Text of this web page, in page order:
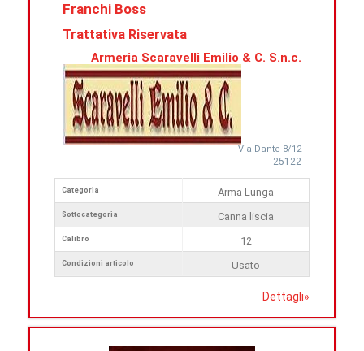
Franchi Boss
Trattativa Riservata
Armeria Scaravelli Emilio & C. S.n.c.
Via Dante 8/12
25122
Categoria
Sottocategoria
Calibro
Condizioni articolo
Arma Lunga
Canna liscia
12
Usato
Dettagli»